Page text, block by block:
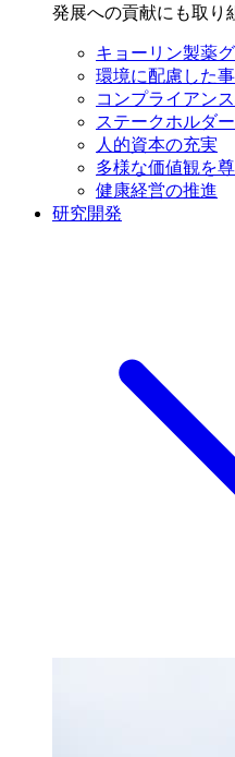
発展への貢献にも取り
キョーリン製薬
環境に配慮した
コンプライアン
ステークホルダ
人的資本の充実
多様な価値観を
健康経営の推進
研究開発